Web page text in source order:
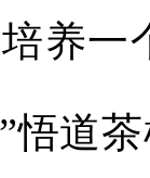
养一
悟道